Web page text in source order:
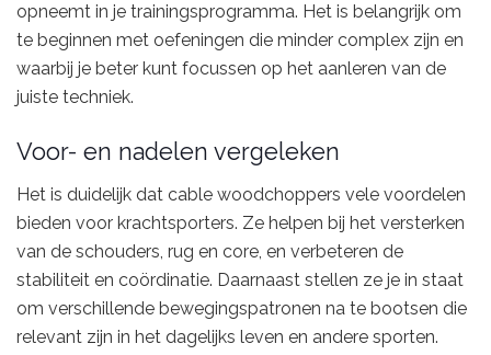
opneemt in je trainingsprogramma. Het is belangrijk om
te beginnen met oefeningen die minder complex zijn en
waarbij je beter kunt focussen op het aanleren van de
juiste techniek.
Voor- en nadelen vergeleken
Het is duidelijk dat cable woodchoppers vele voordelen
bieden voor krachtsporters. Ze helpen bij het versterken
van de schouders, rug en core, en verbeteren de
stabiliteit en coördinatie. Daarnaast stellen ze je in staat
om verschillende bewegingspatronen na te bootsen die
relevant zijn in het dagelijks leven en andere sporten.